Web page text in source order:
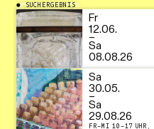
29.06.2026
SUCHERGEBNIS
Fr
12.06.
–
Sa
08.08.26
Sa
30.05.
–
Sa
29.08.26
FR–MI 10–17 UHR,